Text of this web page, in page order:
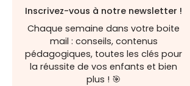
Inscrivez-vous à notre newsletter !
Chaque semaine dans votre boite
mail : conseils, contenus
pédagogiques, toutes les clés pour
la réussite de vos enfants et bien
plus ! 🎯